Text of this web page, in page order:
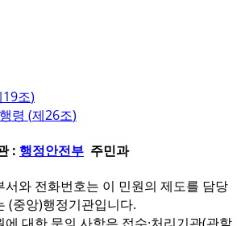
조)
령 (제26조)
: 행정안전부 주민과
서와 전화번호는 이 민원의 제도를 담당
(중앙)행정기관입니다.